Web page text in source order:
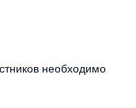
необходимо